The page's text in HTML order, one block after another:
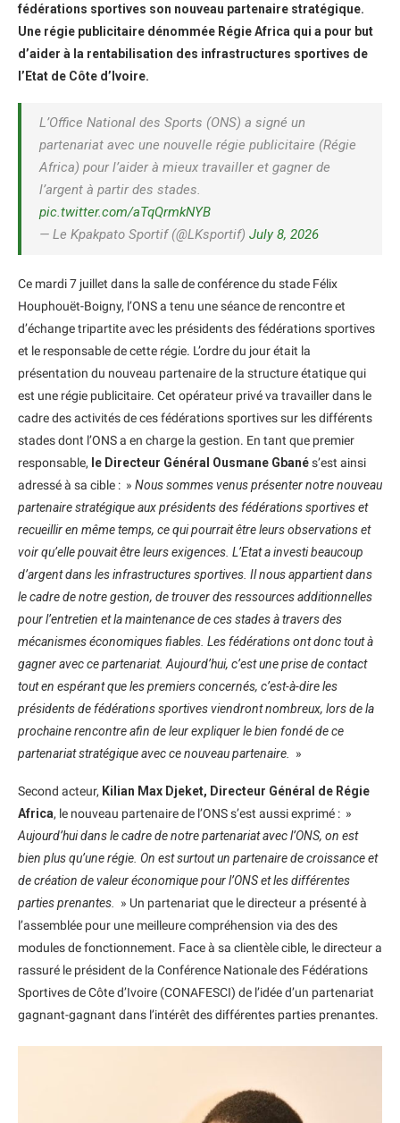
fédérations sportives son nouveau partenaire stratégique.
Une régie publicitaire dénommée Régie Africa qui a pour but
d’aider à la rentabilisation des infrastructures sportives de
l’Etat de Côte d’Ivoire.
L’Office National des Sports (ONS) a signé un
partenariat avec une nouvelle régie publicitaire (Régie
Africa) pour l’aider à mieux travailler et gagner de
l’argent à partir des stades.
pic.twitter.com/aTqQrmkNYB
— Le Kpakpato Sportif (@LKsportif) July 8, 2026
Ce mardi 7 juillet dans la salle de conférence du stade Félix
Houphouët-Boigny, l’ONS a tenu une séance de rencontre et
d’échange tripartite avec les présidents des fédérations sportives
et le responsable de cette régie. L’ordre du jour était la
présentation du nouveau partenaire de la structure étatique qui
est une régie publicitaire. Cet opérateur privé va travailler dans le
cadre des activités de ces fédérations sportives sur les différents
stades dont l’ONS a en charge la gestion. En tant que premier
responsable, le Directeur Général Ousmane Gbanés’est ainsi
adressé à sa cible : » Nous sommes venus présenter notre nouveau
partenaire stratégique aux présidents des fédérations sportives et
recueillir en même temps, ce qui pourrait être leurs observations et
voir qu’elle pouvait être leurs exigences. L’Etat a investi beaucoup
d’argent dans les infrastructures sportives. Il nous appartient dans
le cadre de notre gestion, de trouver des ressources additionnelles
pour l’entretien et la maintenance de ces stades à travers des
mécanismes économiques fiables. Les fédérations ont donc tout à
gagner avec ce partenariat. Aujourd’hui, c’est une prise de contact
tout en espérant que les premiers concernés, c’est-à-dire les
présidents de fédérations sportives viendront nombreux, lors de la
prochaine rencontre afin de leur expliquer le bien fondé de ce
partenariat stratégique avec ce nouveau partenaire.
»
Second acteur, Kilian Max Djeket, Directeur Général de Régie
Africa, le nouveau partenaire de l’ONS s’est aussi exprimé : »
Aujourd’hui dans le cadre de notre partenariat avec l’ONS, on est
bien plus qu’une régie. On est surtout un partenaire de croissance et
de création de valeur économique pour l’ONS et les différentes
parties prenantes.
» Un partenariat que le directeur a présenté à
l’assemblée pour une meilleure compréhension via des des
modules de fonctionnement. Face à sa clientèle cible, le directeur a
rassuré le président de la Conférence Nationale des Fédérations
Sportives de Côte d’Ivoire (CONAFESCI) de l’idée d’un partenariat
gagnant-gagnant dans l’intérêt des différentes parties prenantes.